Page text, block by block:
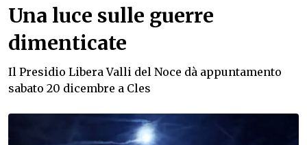
Una luce sulle guerre
dimenticate
Il Presidio Libera Valli del Noce dà appuntamento
sabato 20 dicembre a Cles